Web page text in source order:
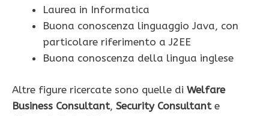
Laurea in Informatica
Buona conoscenza linguaggio Java, con
particolare riferimento a J2EE
Buona conoscenza della lingua inglese
Altre figure ricercate sono quelle di Welfare
Business Consultant, Security Consultante